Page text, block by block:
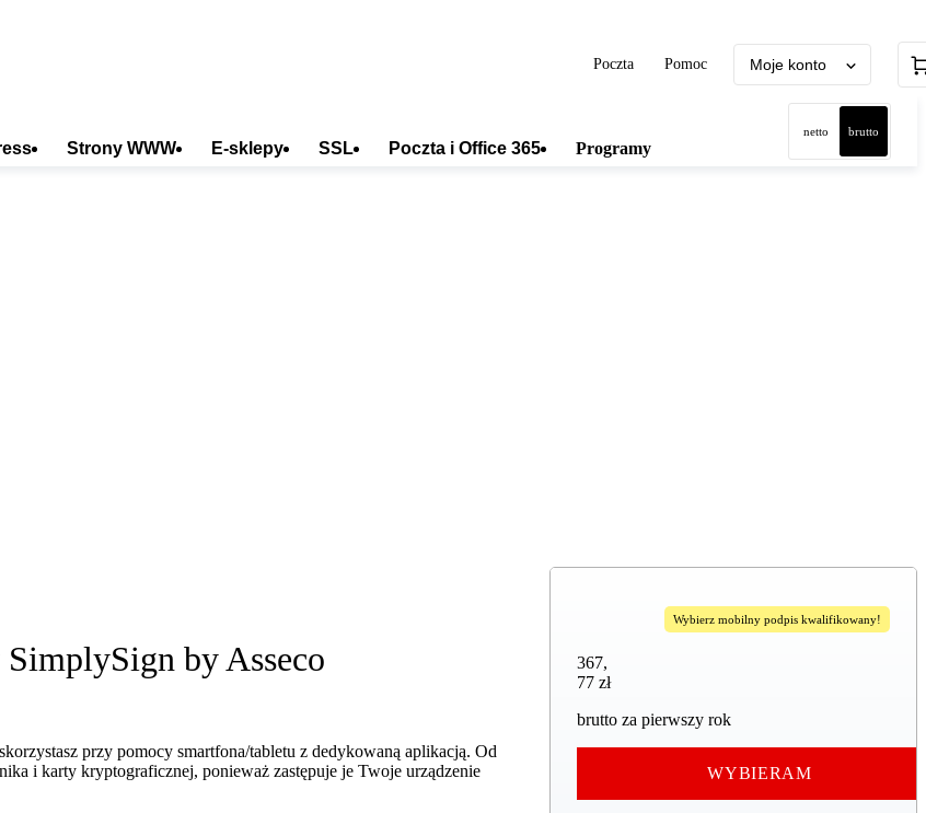
Poczta Pomoc Moje konto
Strony WWW E-sklepy SSL Poczta i Office 365 Programy
netto brutto
by Asseco
przy pomocy smartfona/tabletu z dedykowaną aplikacją. Od
i karty kryptograficznej, ponieważ zastępuje je Twoje urządzenie
Wybierz mobilny podpis kwalifikowany!
367,77 zł
367,
77 zł
brutto za pierwszy rok
WYBIERAM